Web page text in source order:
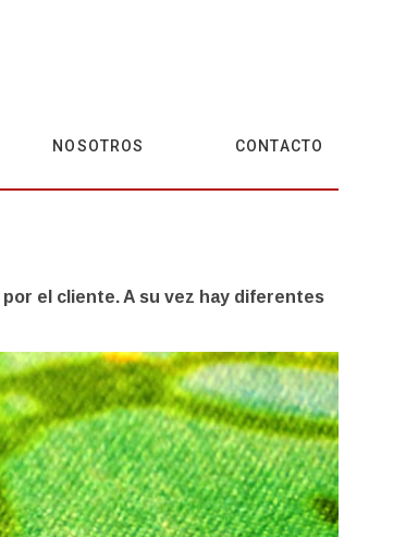
NOSOTROS CONTACTO
el cliente. A su vez hay diferentes